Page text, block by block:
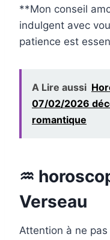
**Mon conseil
indulgent avec
patience est
A Lire aussi
07/02/2026
romantique
♒
Verseau
Attention à ne